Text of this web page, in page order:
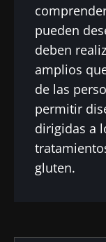
pueden
deben
amplios
de las
permitir
dirigidas a
gluten.